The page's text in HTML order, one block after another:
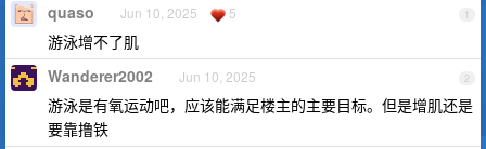
1
quaso Jun 10, 2025 5
游泳增不了肌
2
Wanderer2002 Jun 10, 2025
游泳是有氧运动吧，应该能满足楼主的主要目标。但是增肌还是
要靠撸铁